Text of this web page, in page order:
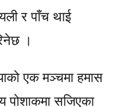
र पाँच थाई
।
एक मञ्चमा हमास
सजिएका